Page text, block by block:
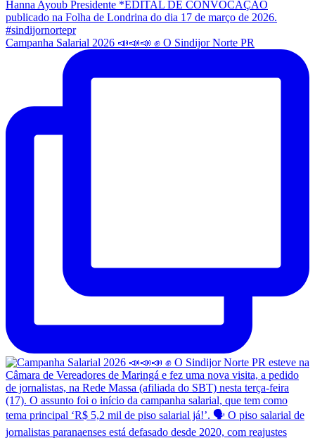
Campanha Salarial 2026 📣📣📣 ✊ O Sindijor Norte PR